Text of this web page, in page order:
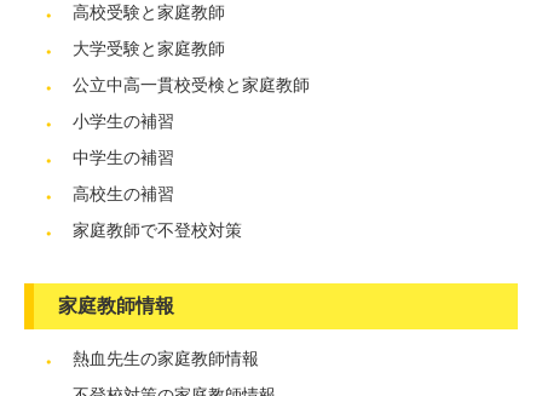
高校受験と家庭教師
大学受験と家庭教師
公立中高一貫校受検と家庭教師
小学生の補習
中学生の補習
高校生の補習
家庭教師で不登校対策
家庭教師情報
熱血先生の家庭教師情報